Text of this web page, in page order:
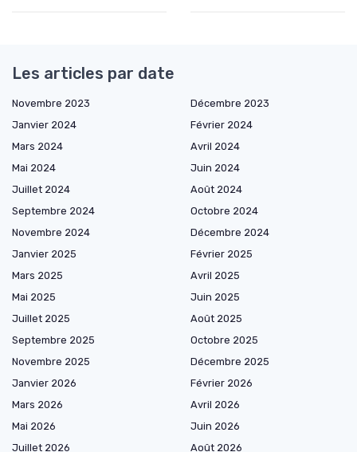
Les articles par date
Novembre 2023
Décembre 2023
Janvier 2024
Février 2024
Mars 2024
Avril 2024
Mai 2024
Juin 2024
Juillet 2024
Août 2024
Septembre 2024
Octobre 2024
Novembre 2024
Décembre 2024
Janvier 2025
Février 2025
Mars 2025
Avril 2025
Mai 2025
Juin 2025
Juillet 2025
Août 2025
Septembre 2025
Octobre 2025
Novembre 2025
Décembre 2025
Janvier 2026
Février 2026
Mars 2026
Avril 2026
Mai 2026
Juin 2026
Juillet 2026
Août 2026